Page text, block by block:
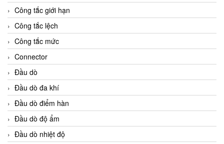
Công tắc giới hạn
Công tắc lệch
Công tắc mức
Connector
Đầu dò
Đầu dò đa khí
Đầu dò điểm hàn
Đầu dò độ ẩm
Đầu dò nhiệt độ